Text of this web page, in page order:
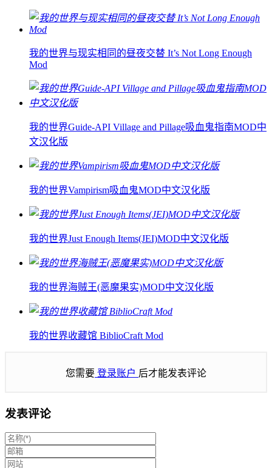
我的世界与现实相同的昼夜交替 It’s Not Long Enough
Mod
我的世界Guide-API Village and Pillage吸血鬼指南MOD中
文汉化版
我的世界Vampirism吸血鬼MOD中文汉化版
我的世界Just Enough Items(JEI)MOD中文汉化版
我的世界海贼王(恶魔果实)MOD中文汉化版
我的世界收藏馆 BiblioCraft Mod
您需要 登录账户 后才能发表评论
发表评论